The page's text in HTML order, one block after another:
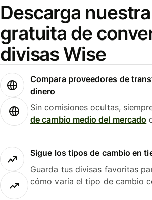
Descarga
gratuita de
divisas Wise
Compara proveedores de
dinero
Sin comisiones ocultas,
de cambio medio del mercado
Sigue los tipos de cambio en
Guarda tus divisas favoritas
cómo varía el tipo de cambio